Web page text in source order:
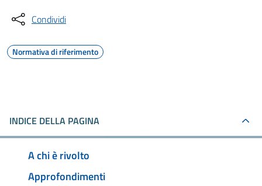
Condividi
Normativa di riferimento
INDICE DELLA PAGINA
A chi è rivolto
Approfondimenti